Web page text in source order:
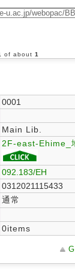
of about 1
0001
Main Lib.
2F-east-Ehime_
092.183/EH
0312021115433
通常
0items